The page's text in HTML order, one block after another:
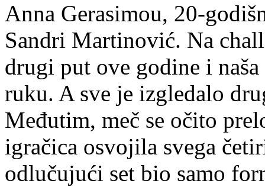
Anna Gerasimou, 20-
Sandri Martinović. Na
drugi put ove godine i
ruku. A sve je izgledalo
Međutim, meč se očito
igračica osvojila svega
odlučujući set bio samo